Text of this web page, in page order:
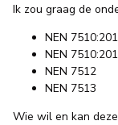
Ik zou graag de
NEN
NEN
NEN 7512
NEN 7513
Wie wil en kan